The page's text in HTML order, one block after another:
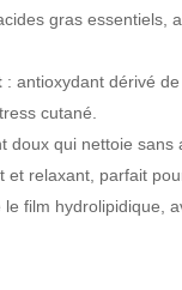
gras essentiels,
: antioxydant dérivé
cutané.
qui nettoie sans
et relaxant, parfait
film hydrolipidique,